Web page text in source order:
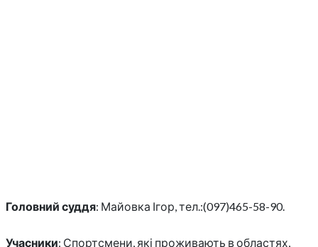
Головний суддя: Майовка Ігор, тел.:(097)465-58-90.
Учасники: Спортсмени, які проживають в областях,